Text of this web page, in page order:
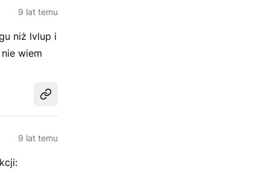
9 lat temu
niż lvlup i
wiem
Udostępnij
9 lat temu